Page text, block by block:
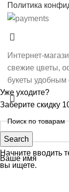
Политика
Интернет-
свежие цветы,
букеты удобным
Search
Начните вводить
вы ищете.
Уже уходите?
Заберите скидку
Ваше имя